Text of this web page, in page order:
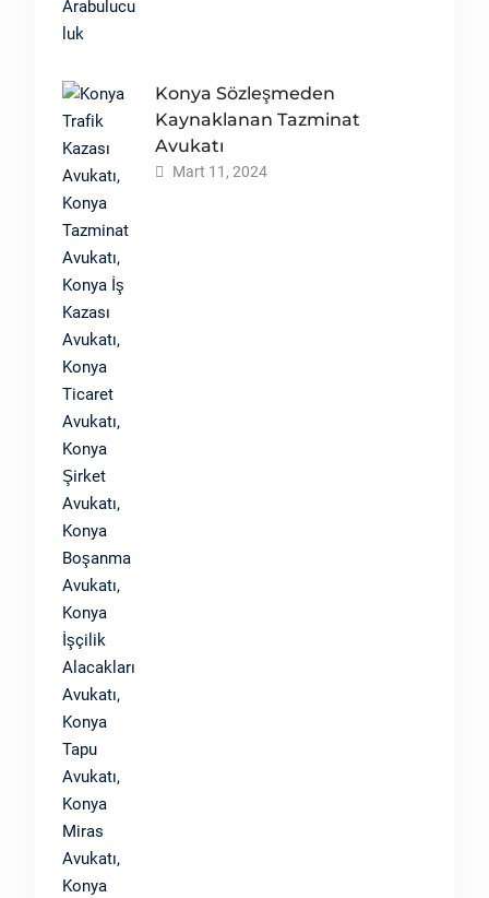
Konya Sözleşmeden
Kaynaklanan Tazminat
Avukatı
Mart 11, 2024